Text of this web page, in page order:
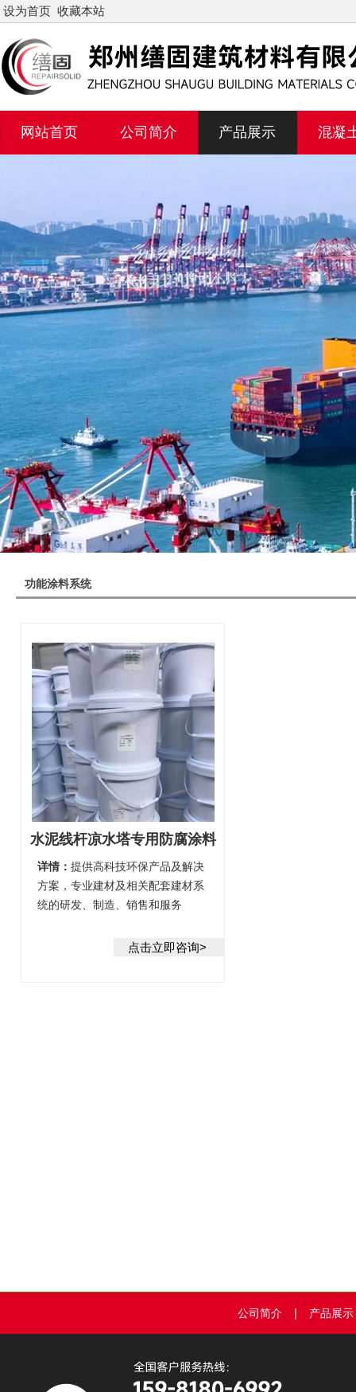
设为首页 收藏本站
网站首页 公司简介 产品展示 混凝
功能涂料系统
水泥线杆凉水塔专用防腐涂料
详情： 提供高科技环保产品及解决
方案，专业建材及相关配套建材系
统的研发、制造、销售和服务
点击立即咨询>
公司简介 | 产品展示